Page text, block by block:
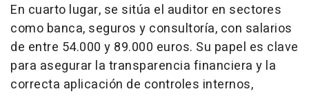
En cuarto lugar, se sitúa el auditor en sectores
como banca, seguros y consultoría, con salarios
de entre 54.000 y 89.000 euros. Su papel es clave
para asegurar la transparencia financiera y la
correcta aplicación de controles internos,